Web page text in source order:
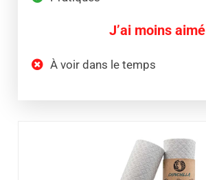
J’ai moins aimé
À voir dans le temps